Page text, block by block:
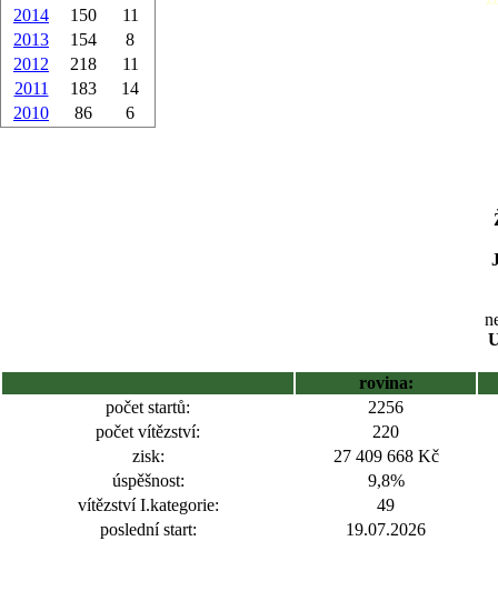
2014
150
11
2013
154
8
2012
218
11
2011
183
14
2010
86 6
rovina:
počet startů:
2256
počet vítězství:
220
zisk:
27 409 668 Kč
úspěšnost:
9,8%
vítězství I.kategorie:
49
poslední start:
19.07.2026